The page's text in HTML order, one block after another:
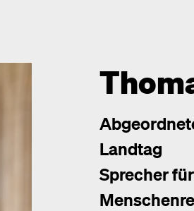
Landtag
Sprecher